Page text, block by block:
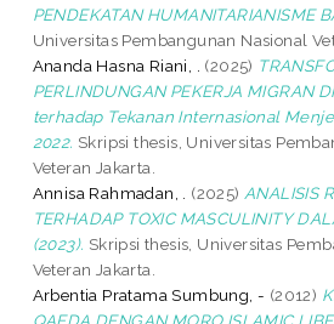
PENDEKATAN HUMANITARIANISME
Universitas Pembangunan Nasional
Ananda Hasna Riani, .
(2025)
PERLINDUNGAN PEKERJA MIGRAN
terhadap Tekanan Internasional
2022. Skripsi thesis, Universitas
Veteran Jakarta.
Annisa Rahmadan, .
(2025) ANALISIS
TERHADAP TOXIC MASCULINITY
(2023). Skripsi thesis, Universitas
Veteran Jakarta.
Arbentia Pratama Sumbung, - (2012)